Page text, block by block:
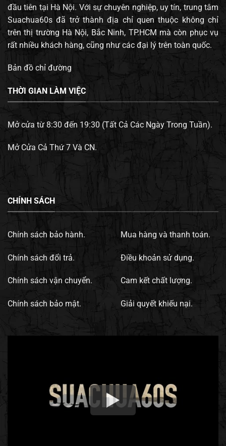
đầu tiên tại Hà Nội. Với sự chuyên nghiệp, uy tín, trung tâm
Suachua60s đã trở thành địa chỉ quen thuộc không chỉ
trên thị trường Hà Nội, Bắc Ninh, TP.HCM mà còn phục vụ
rất nhiều khách hàng, cũng như các đại lý trên toàn quốc.
Bản đồ chỉ đường
THỜI GIAN LÀM VIỆC
Mở cửa từ 8:30 đến 19:30 (Tất Cả Các Ngày Trong Tuần).
Mở Cửa Cả Thứ 7 Và CN.
CHÍNH SÁCH
Chính sách bảo hành.
Chính sách đổi trả.
Chính sách vận chuyển.
Chính sách bảo mật.
Mua hàng và thanh toán.
Điều khoản sử dụng.
Cam kết chất lượng.
Giải quyết khiếu nại.